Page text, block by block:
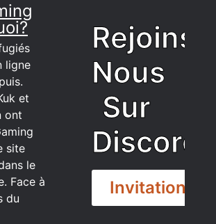
ligne
et
ont
site
le
Face à
du
Rejoins
Nous
Sur
Discord
Invitation